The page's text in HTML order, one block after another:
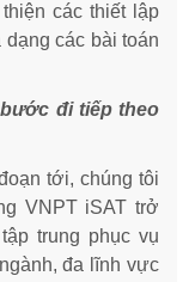
các thiết lập
các bài toán
đi tiếp theo
tới, chúng tôi
VNPT iSAT trở
trung phục vụ
đa lĩnh vực